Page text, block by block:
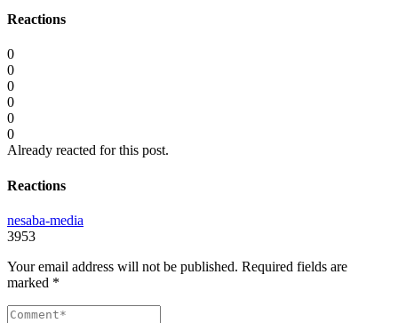
Reactions
0
0
0
0
0
0
Already reacted for this post.
Reactions
nesaba-media
3953
Your email address will not be published. Required fields are
marked *